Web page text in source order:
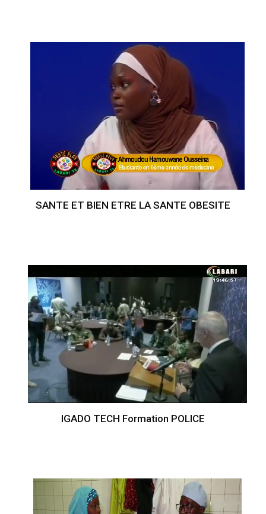
SANTE ET BIEN ETRE LA SANTE OBESITE
IGADO TECH Formation POLICE